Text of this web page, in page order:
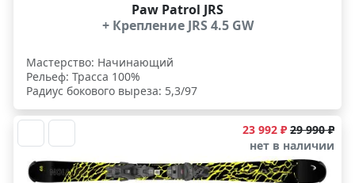
Paw Patrol JRS
+ Крепление JRS 4.5 GW
Мастерство: Начинающий
Рельеф: Трасса 100%
Радиус бокового выреза: 5,3/97
23 992 ₽ 29 990 ₽
нет в наличии